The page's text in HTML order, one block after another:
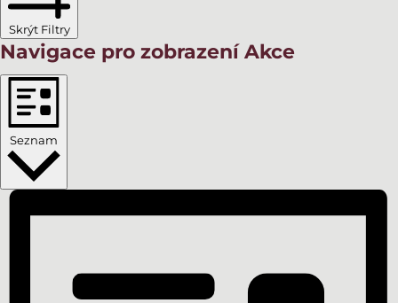
Skrýt Filtry
Navigace pro zobrazení Akce
Seznam